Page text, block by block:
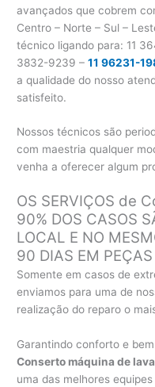
avançados que cobrem
Centro – Norte – Sul –
técnico ligando para: 11
3832-9239 –11 96231-
a qualidade do nosso
satisfeito.
Nossos técnicos são
com maestria qualquer
venha a oferecer algum
OS SERVIÇOS de
90% DOS CASOS
LOCAL E NO
90 DIAS EM
Somente em casos de
enviamos para uma de
realização do reparo o
Garantindo conforto e
Conserto máquina de
uma das melhores